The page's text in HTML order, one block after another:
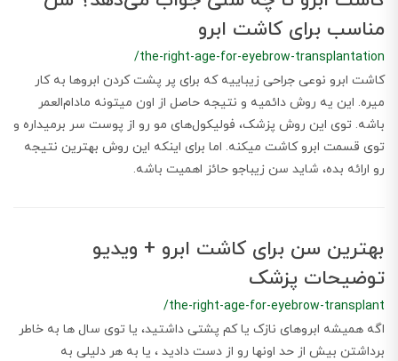
مناسب برای کاشت ابرو
/the-right-age-for-eyebrow-transplantation
کاشت ابرو نوعی جراحی زیباییه که برای پر پشت کردن ابرو‌ها به کار
میره. این یه روش دائمیه و نتیجه حاصل از اون میتونه مادام‌العمر
باشه. توی این روش پزشک، فولیکول‌های مو رو از پوست سر برمیداره و
توی قسمت ابرو کاشت میکنه. اما برای اینکه این روش بهترین نتیجه
رو ارائه بده، شاید سن زیباجو حائز اهمیت باشه.
بهترین سن برای کاشت ابرو + ویدیو
توضیحات پزشک
/the-right-age-for-eyebrow-transplant
اگه همیشه ابروهای نازک یا کم پشتی داشتید، یا توی سال ها به خاطر
برداشتن بیش از حد اونها رو از دست دادید ، یا به هر دلیلی به